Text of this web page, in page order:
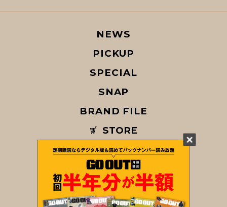
NEWS
PICKUP
SPECIAL
SNAP
BRAND FILE
STORE
MAGAZINE